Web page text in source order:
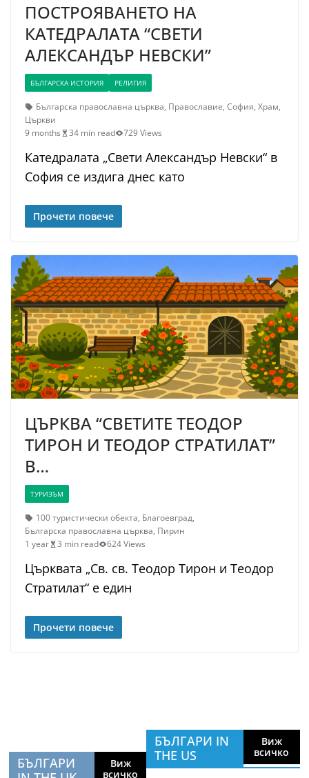
ПОСТРОЯВАНЕТО НА
КАТЕДРАЛАТА “СВЕТИ
АЛЕКСАНДЪР НЕВСКИ”
БЪЛГАРСКА ИСТОРИЯ РЕЛИГИЯ
Българска православна църква, Православие, София, Храм,
Църкви
9 months
34 min read 729 Views
Катедралата „Свети Александър Невски“ в
София се издига днес като
Прочети повече
ЦЪРКВА “СВЕТИТЕ ТЕОДОР
ТИРОН И ТЕОДОР СТРАТИЛАТ”
В…
ТУРИЗЪМ
100 туристически обекта, Благоевград,
Българска православна църква, Пирин
1 year
3 min read 624 Views
Църквата „Св. св. Теодор Тирон и Теодор
Стратилат“ е един
Прочети повече
БЪЛГАРИ
Виж
всичко
БЪЛГАРИ IN
THE US
Виж
всичко